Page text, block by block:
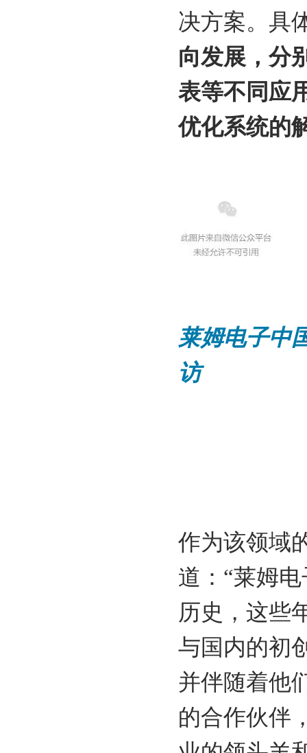
决方案。具
向发展，分
表等不同应
优化系统的
莱姆电子中
访
作为该领域
道：“莱姆
历史，这些
与国内的初
并伴随着他
的合作伙伴